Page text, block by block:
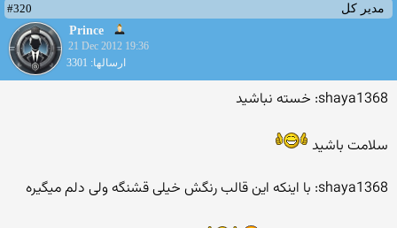
مدیر کل
#320
Prince
21 Dec 2012 19:36
ارسالها: 3301
shaya1368: خسته نباشید
سلامت باشید
shaya1368: با اینکه این قالب رنگش خیلی قشنگه ولی دلم میگیره